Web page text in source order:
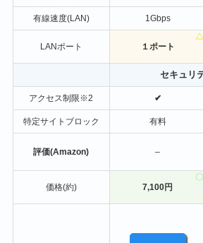
有線速度(LAN) 1Gbps
LANポート １ポート
セキュリ
アクセス制限※2 ✔
特定サイトブロック 有料
評価(Amazon) –
価格(約) 7,100円